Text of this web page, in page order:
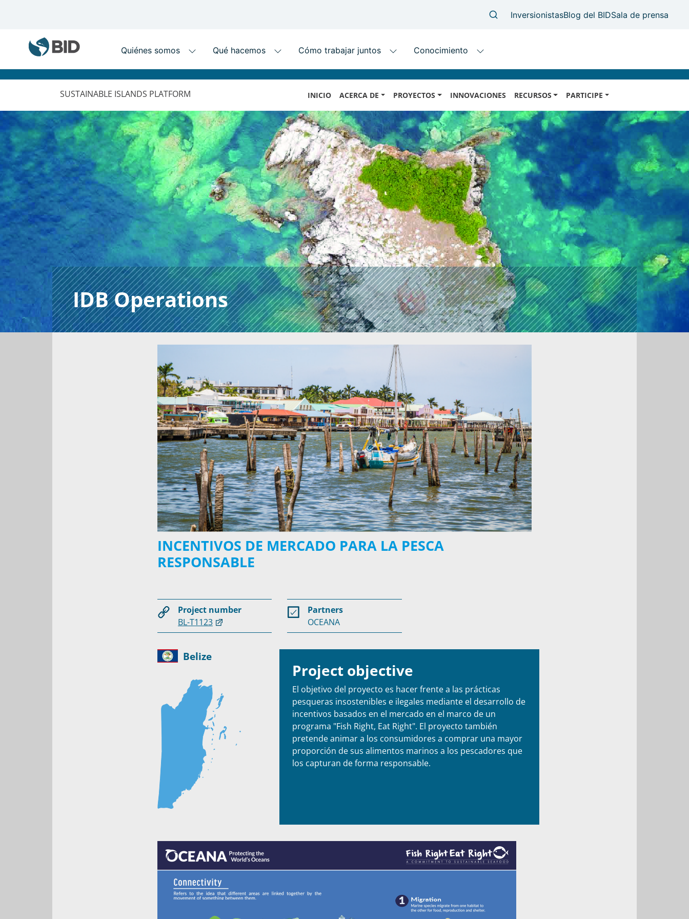
MAIN
NAVIGATION
content
SUSTAINABLE ISLANDS PLATFORM
NAVIGATION
INICIO ACERCA DE PROYECTOS INNOVACIONES RECURSOS PARTICIPE
IDB Operations
INCENTIVOS DE MERCADO PARA LA PESCA
RESPONSABLE
Project number
BL-T1123
Partners
OCEANA
Belize
Project objective
El objetivo del proyecto es hacer frente a las prácticas
pesqueras insostenibles e ilegales mediante el desarrollo de
incentivos basados en el mercado en el marco de un
programa "Fish Right, Eat Right". El proyecto también
pretende animar a los consumidores a comprar una mayor
proporción de sus alimentos marinos a los pescadores que
los capturan de forma responsable.